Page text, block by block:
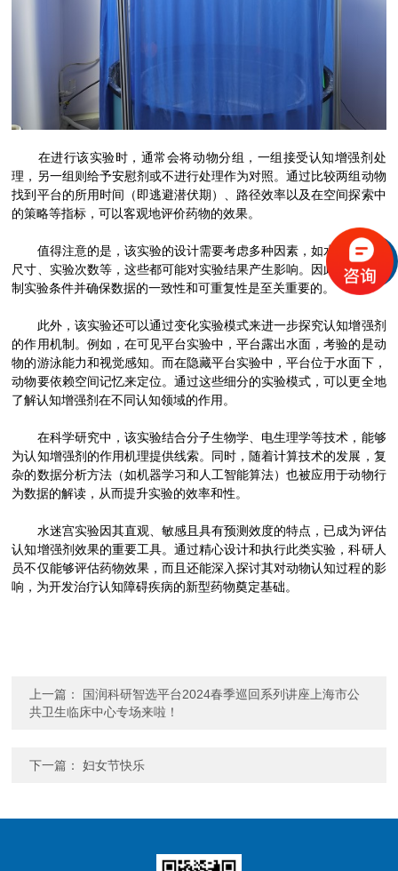
在进行该实验时，通常会将动物分组，一组接受认知增强剂处
理，另一组则给予安慰剂或不进行处理作为对照。通过比较两组动物
找到平台的所用时间（即逃避潜伏期）、路径效率以及在空间探索中
的策略等指标，可以客观地评价药物的效果。
值得注意的是，该实验的设计需要考虑多种因素，如水温、迷宫
尺寸、实验次数等，这些都可能对实验结果产生影响。因此，严格控
制实验条件并确保数据的一致性和可重复性是至关重要的。
此外，该实验还可以通过变化实验模式来进一步探究认知增强剂
的作用机制。例如，在可见平台实验中，平台露出水面，考验的是动
物的游泳能力和视觉感知。而在隐藏平台实验中，平台位于水面下，
动物要依赖空间记忆来定位。通过这些细分的实验模式，可以更全地
了解认知增强剂在不同认知领域的作用。
在科学研究中，该实验结合分子生物学、电生理学等技术，能够
为认知增强剂的作用机理提供线索。同时，随着计算技术的发展，复
杂的数据分析方法（如机器学习和人工智能算法）也被应用于动物行
为数据的解读，从而提升实验的效率和性。
水迷宫实验因其直观、敏感且具有预测效度的特点，已成为评估
认知增强剂效果的重要工具。通过精心设计和执行此类实验，科研人
员不仅能够评估药物效果，而且还能深入探讨其对动物认知过程的影
响，为开发治疗认知障碍疾病的新型药物奠定基础。
上一篇： 国润科研智选平台2024春季巡回系列讲座上海市公
共卫生临床中心专场来啦！
下一篇：妇女节快乐